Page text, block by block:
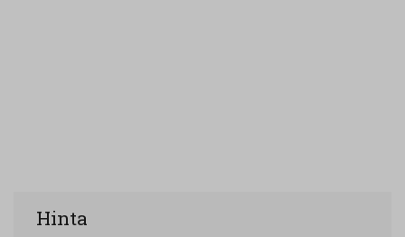
Hinta